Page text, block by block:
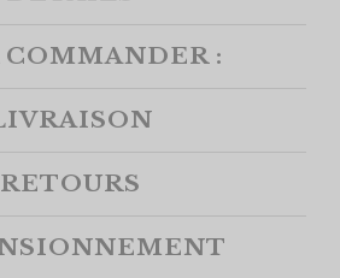
COMMANDER :
RETOURS